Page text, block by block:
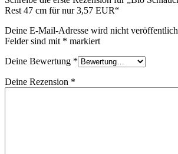
Rest 47 cm für nur 3,57 EUR“
Deine E-Mail-Adresse wird nicht
Felder sind mit * markiert
Deine Bewertung *
Deine Rezension *